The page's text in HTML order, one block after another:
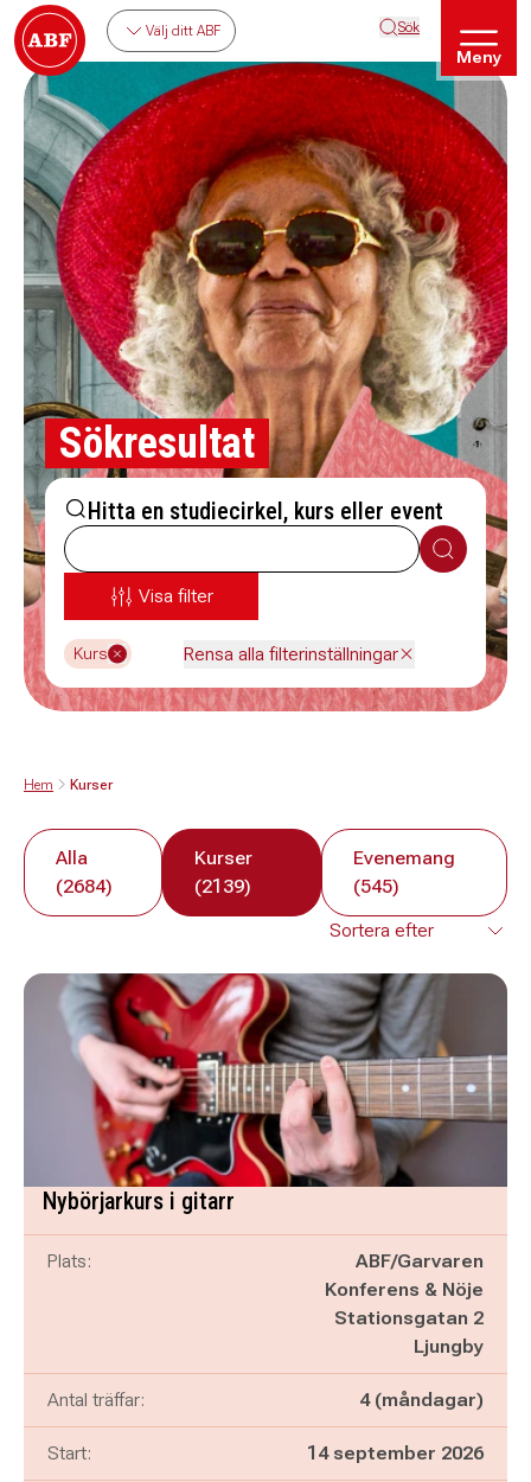
Välj ditt ABF Sök
Meny
Sökresultat
Hitta en studiecirkel, kurs eller event
Sök
Visa filter
Kurs Rensa alla filterinställningar
Hem Kurser
Alla
(2684)
Kurser
(2139)
Evenemang
(545)
Nybörjarkurs i gitarr
Plats:
ABF/Garvaren
Konferens & Nöje
Stationsgatan 2
Ljungby
Antal träffar: 4 (måndagar)
Start: 14 september 2026